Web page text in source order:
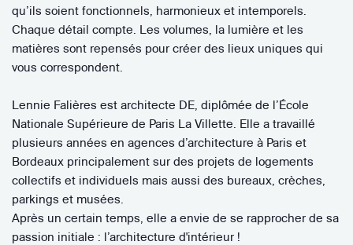
qu’ils soient fonctionnels, harmonieux et intemporels.
Chaque détail compte. Les volumes, la lumière et les
matières sont repensés pour créer des lieux uniques qui
vous correspondent.
Lennie Falières est architecte DE, diplômée de l’École
Nationale Supérieure de Paris La Villette. Elle a travaillé
plusieurs années en agences d’architecture à Paris et
Bordeaux principalement sur des projets de logements
collectifs et individuels mais aussi des bureaux, crèches,
parkings et musées.
Après un certain temps, elle a envie de se rapprocher de sa
passion initiale : l’architecture d'intérieur !